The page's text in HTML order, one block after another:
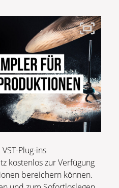
Plug-ins
kostenlos zur Verfügung
bereichern können.